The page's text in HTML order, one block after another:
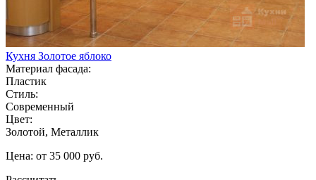
Кухня Золотое яблоко
Материал фасада:
Пластик
Стиль:
Современный
Цвет:
Золотой, Металлик
Цена: от 35 000 руб.